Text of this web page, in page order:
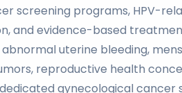
screening programs, HPV-
and evidence-based
uterine bleeding,
reproductive health
gynecological cancer